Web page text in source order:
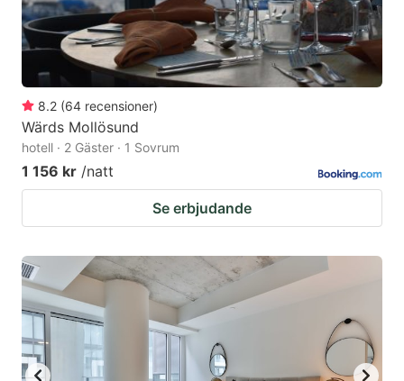
8.2 (64 recensioner)
Wärds Mollösund
hotell · 2 Gäster · 1 Sovrum
1 156 kr /natt
Se erbjudande